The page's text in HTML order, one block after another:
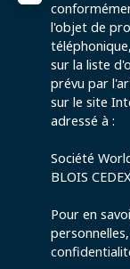
l'objet de
sur la liste
prévu par
sur le site
adressé à :
Société
BLOIS
Pour en